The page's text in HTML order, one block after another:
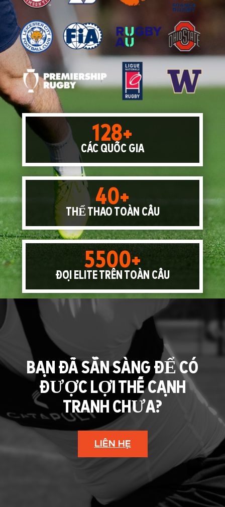
128+
CÁC QUỐC GIA
40+
THỂ THAO TOÀN CẦU
5500+
ĐỘI ELITE TRÊN TOÀN CẦU
BẠN ĐÃ SẴN SÀNG ĐỂ CÓ
ĐƯỢC LỢI THẾ CẠNH
TRANH CHƯA?
LIÊN HỆ